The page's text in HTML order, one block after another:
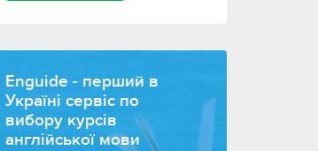
Enguide - перший в
Україні сервіс по
вибору курсів
англійської мови